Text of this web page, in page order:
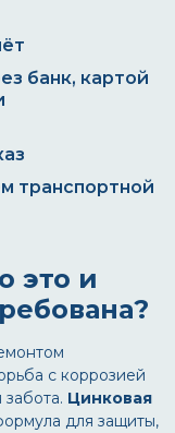
банк, картой
транспортной
это и
с коррозией
Цинковая
для защиты,